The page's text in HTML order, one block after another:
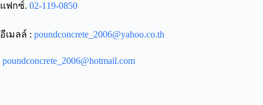
แฟกซ์. 02-119-0850
อีเมลล์ : poundconcrete_2006@yahoo.co.th
poundconcrete_2006@hotmail.com